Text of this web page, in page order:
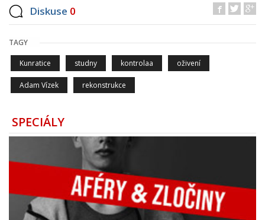
Diskuse 0
TAGY
Kunratice studny kontrolaa oživení
Adam Vízek rekonstrukce
SPECIÁLY